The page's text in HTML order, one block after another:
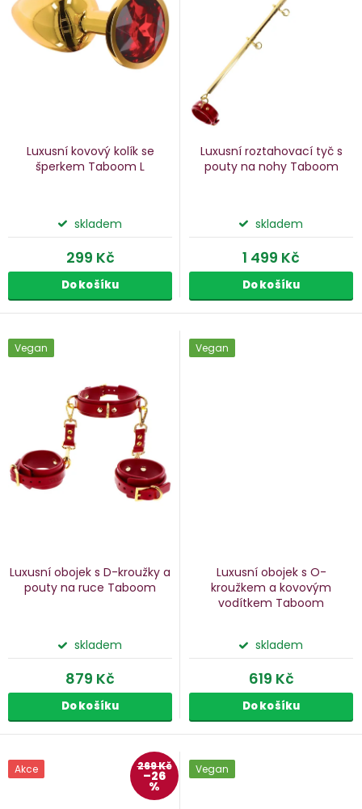
Luxusní kovový kolík se
šperkem Taboom L
skladem
299 Kč
Do košíku
Luxusní roztahovací tyč s
pouty na nohy Taboom
skladem
1 499 Kč
Do košíku
Vegan
Luxusní obojek s D-kroužky a
pouty na ruce Taboom
skladem
879 Kč
Do košíku
Vegan
Luxusní obojek s O-
kroužkem a kovovým
vodítkem Taboom
skladem
619 Kč
Do košíku
Akce 269 Kč
–26
%
Vegan